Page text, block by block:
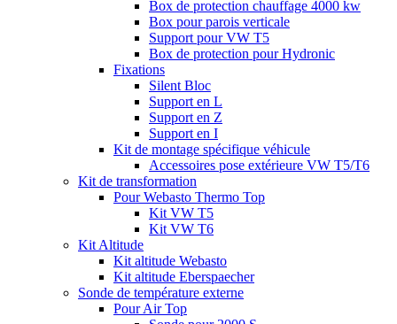
Box de protection chauffage 4000 kw
Box pour parois verticale
Support pour VW T5
Box de protection pour Hydronic
Fixations
Silent Bloc
Support en L
Support en Z
Support en I
Kit de montage spécifique véhicule
Accessoires pose extérieure VW T5/T6
Kit de transformation
Pour Webasto Thermo Top
Kit VW T5
Kit VW T6
Kit Altitude
Kit altitude Webasto
Kit altitude Eberspaecher
Sonde de température externe
Pour Air Top